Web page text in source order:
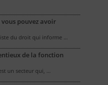
pouvez avoir
du droit qui informe …
de la fonction
un secteur qui, …